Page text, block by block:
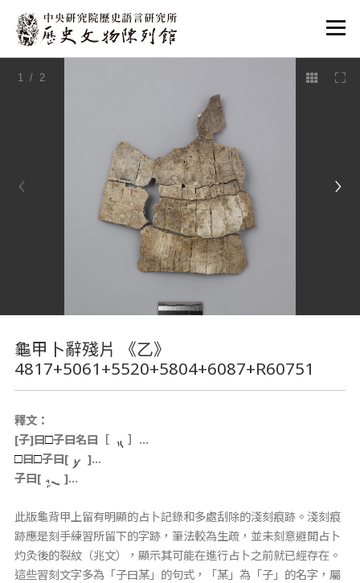
:::
1 / 2
龜甲卜辭殘片 《乙》
4817+5061+5520+5804+6087+R60751
釋文：
[子]曰□子曰名曰［ ］…
□曰□子曰[
]…
子曰[
]…
此版龜背甲上留有明顯的占卜記錄和多處刮除的淺刻痕跡。淺刻痕
跡應是刻手練習所留下的字跡，筆法較為生疏，並未刻意避開占卜
灼灸後的裂紋（兆文），顯示其可能在進行占卜之前就已經存在。
這些習刻文字多為「子曰某」的句式，「某」為「子」的名字，屬